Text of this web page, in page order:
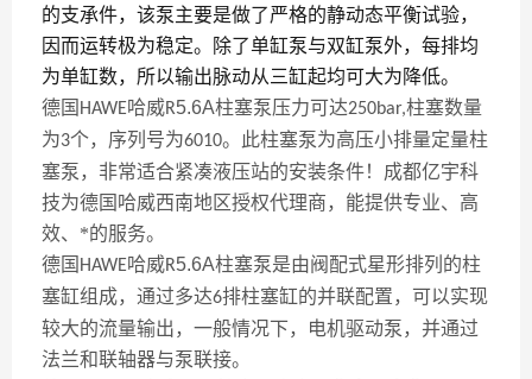
的支承件，该泵主要是做了严格的静动态平衡试验，
因而运转极为稳定。除了单缸泵与双缸泵外，每排均
为单缸数，所以输出脉动从三缸起均可大为降低。
德国 HAWE哈威R5.6A柱塞泵压力可达250bar,柱塞数量
为3个，序列号为6010。此柱塞泵为高压小排量定量柱
塞泵，非常适合紧凑液压站的安装条件！成都亿宇科
技为德国哈威西南地区授权代理商，能提供专业、高
效、*的服务。
德国 HAWE哈威R5.6A柱塞泵是由阀配式星形排列的柱
塞缸组成，通过多达6排柱塞缸的并联配置，可以实现
较大的流量输出，一般情况下，电机驱动泵，并通过
法兰和联轴器与泵联接。